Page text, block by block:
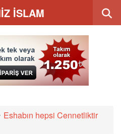
İSLAM
Eshabın hepsi Cennetliktir